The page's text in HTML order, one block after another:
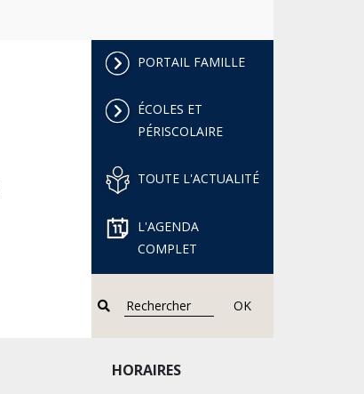
PORTAIL FAMILLE
ÉCOLES ET
PÉRISCOLAIRE
TOUTE L'ACTUALITÉ
L'AGENDA
COMPLET
OK
HORAIRES